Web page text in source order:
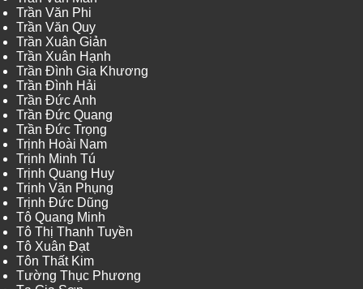
Trần Văn Phi
Trần Văn Quy
Trần Xuân Giản
Trần Xuân Hạnh
Trần Đình Gia Khương
Trần Đình Hải
Trần Đức Anh
Trần Đức Quang
Trần Đức Trọng
Trịnh Hoài Nam
Trịnh Minh Tú
Trịnh Quang Huy
Trịnh Văn Phụng
Trịnh Đức Dũng
Tô Quang Minh
Tô Thị Thanh Tuyền
Tô Xuân Đạt
Tôn Thất Kim
Tường Thục Phương